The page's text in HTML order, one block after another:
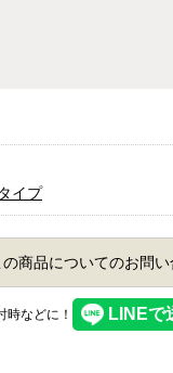
イプ
商品についてのお問い
時などに！